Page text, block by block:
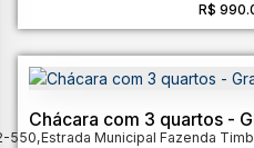
R$
Chácara com 3 quartos -
550,Estrada Municipal Fazenda